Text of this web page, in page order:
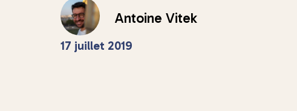
Antoine Vitek
17 juillet 2019